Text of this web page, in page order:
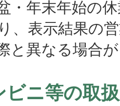
・年末年始の
、表示結果の
異なる場合が
ビニ等の取